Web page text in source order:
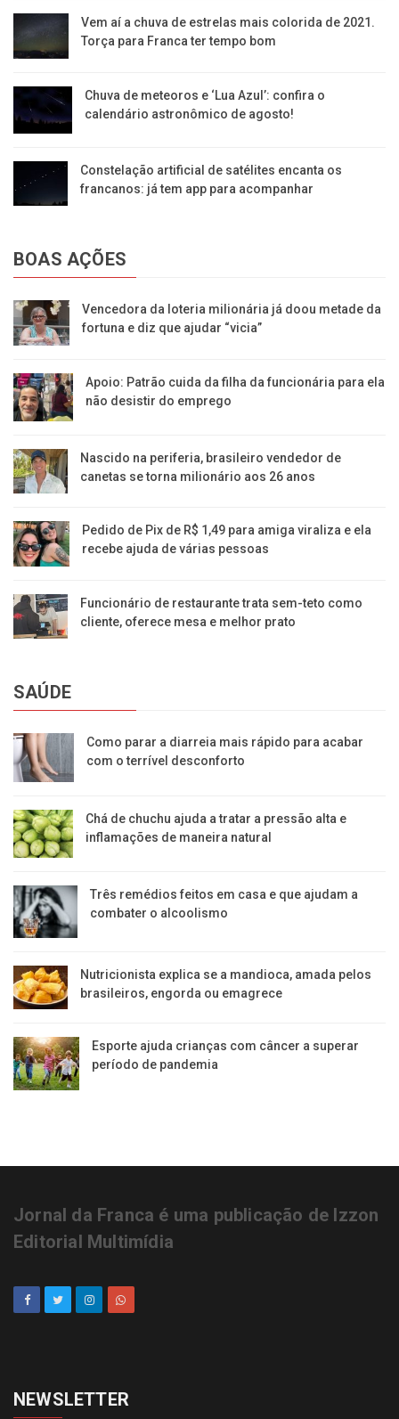
Vem aí a chuva de estrelas mais colorida de 2021.
Torça para Franca ter tempo bom
Chuva de meteoros e ‘Lua Azul’: confira o
calendário astronômico de agosto!
Constelação artificial de satélites encanta os
francanos: já tem app para acompanhar
BOAS AÇÕES
Vencedora da loteria milionária já doou metade da
fortuna e diz que ajudar “vicia”
Apoio: Patrão cuida da filha da funcionária para ela
não desistir do emprego
Nascido na periferia, brasileiro vendedor de
canetas se torna milionário aos 26 anos
Pedido de Pix de R$ 1,49 para amiga viraliza e ela
recebe ajuda de várias pessoas
Funcionário de restaurante trata sem-teto como
cliente, oferece mesa e melhor prato
SAÚDE
Como parar a diarreia mais rápido para acabar
com o terrível desconforto
Chá de chuchu ajuda a tratar a pressão alta e
inflamações de maneira natural
Três remédios feitos em casa e que ajudam a
combater o alcoolismo
Nutricionista explica se a mandioca, amada pelos
brasileiros, engorda ou emagrece
Esporte ajuda crianças com câncer a superar
período de pandemia
Jornal da Franca é uma publicação de Izzon
Editorial Multimídia
NEWSLETTER